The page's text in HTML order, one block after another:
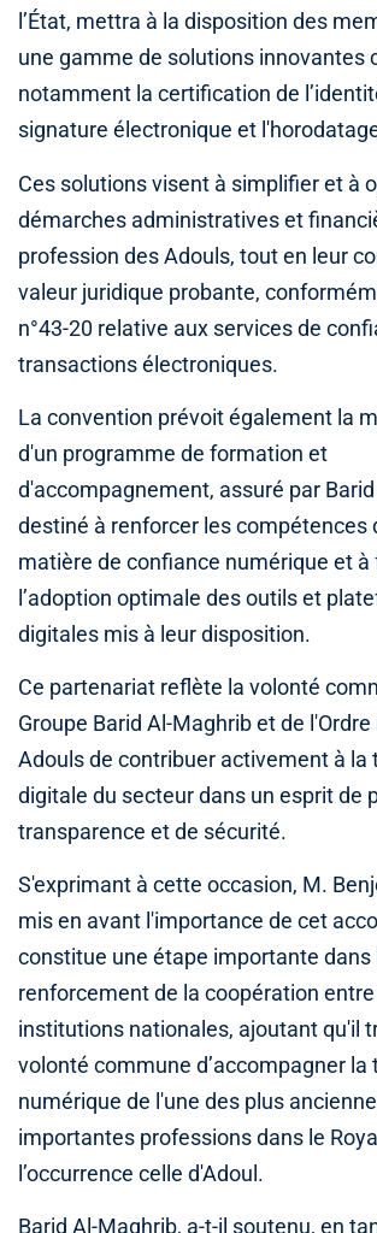
l’État, mettra à la disposition des
une gamme de solutions innovantes
notamment la certification de
signature électronique et
Ces solutions visent à simplifier et à
démarches administratives et
profession des Adouls, tout en leur
valeur juridique probante,
n°43-20 relative aux services de
transactions électroniques.
La convention prévoit également la
d'un programme de formation et
d'accompagnement, assuré par
destiné à renforcer les compétences
matière de confiance numérique et à
l’adoption optimale des outils et
digitales mis à leur disposition.
Ce partenariat reflète la volonté
Groupe Barid Al-Maghrib et de
Adouls de contribuer activement à la
digitale du secteur dans un esprit de
transparence et de sécurité.
S'exprimant à cette occasion, M.
mis en avant l'importance de cet
constitue une étape importante dans
renforcement de la coopération
institutions nationales, ajoutant qu'il
volonté commune d’accompagner
numérique de l'une des plus
importantes professions dans le
l’occurrence celle d'Adoul.
Barid Al-Maghrib, a-t-il soutenu, en